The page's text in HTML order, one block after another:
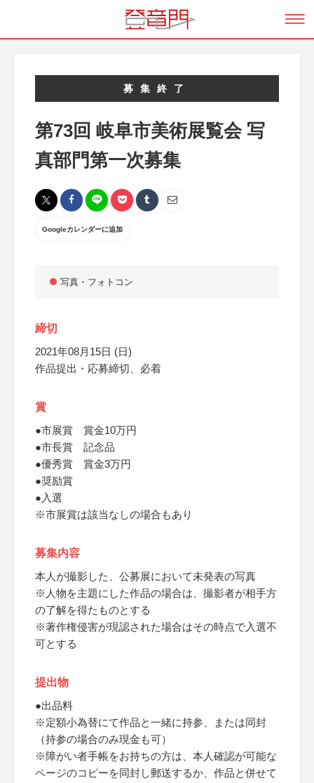
募集終了
第73回 岐阜市美術展覧会 写
真部門第一次募集
Googleカレンダーに追加
写真・フォトコン
締切
2021年08月15日 (日)
作品提出・応募締切、必着
賞
●市展賞 賞金10万円
●市長賞 記念品
●優秀賞 賞金3万円
●奨励賞
●入選
※市展賞は該当なしの場合もあり
募集内容
本人が撮影した、公募展において未発表の写真
※人物を主題にした作品の場合は、撮影者が相手方
の了解を得たものとする
※著作権侵害が現認された場合はその時点で入選不
可とする
提出物
●出品料
※定額小為替にて作品と一緒に持参、または同封
（持参の場合のみ現金も可）
※障がい者手帳をお持ちの方は、本人確認が可能な
ページのコピーを同封し郵送するか、作品と併せて